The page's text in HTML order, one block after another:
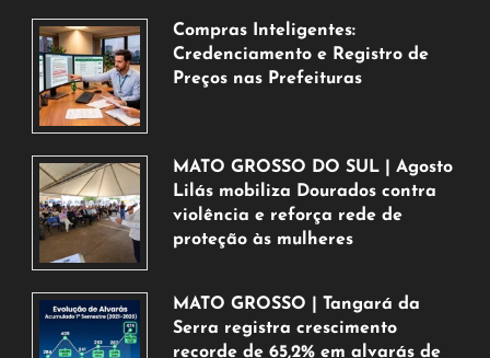
Compras Inteligentes:
Credenciamento e Registro de
Preços nas Prefeituras
agosto
de
2026
MATO GROSSO DO SUL | Agosto
Lilás mobiliza Dourados contra
violência e reforça rede de
proteção às mulheres
de
agosto
de
MATO GROSSO | Tangará da
Serra registra crescimento
recorde de 65,2% em alvarás de